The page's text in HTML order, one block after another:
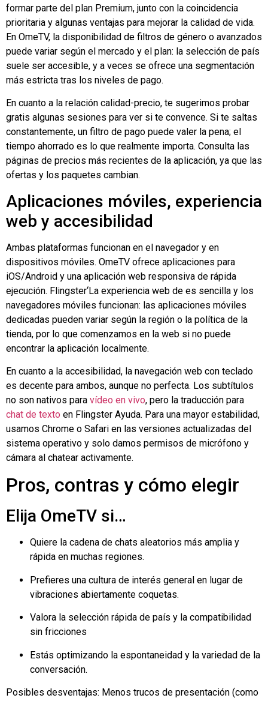
formar parte del plan Premium, junto con la coincidencia
prioritaria y algunas ventajas para mejorar la calidad de vida.
En OmeTV, la disponibilidad de filtros de género o avanzados
puede variar según el mercado y el plan: la selección de país
suele ser accesible, y a veces se ofrece una segmentación
más estricta tras los niveles de pago.
En cuanto a la relación calidad-precio, te sugerimos probar
gratis algunas sesiones para ver si te convence. Si te saltas
constantemente, un filtro de pago puede valer la pena; el
tiempo ahorrado es lo que realmente importa. Consulta las
páginas de precios más recientes de la aplicación, ya que las
ofertas y los paquetes cambian.
Aplicaciones móviles, experiencia
web y accesibilidad
Ambas plataformas funcionan en el navegador y en
dispositivos móviles. OmeTV ofrece aplicaciones para
iOS/Android y una aplicación web responsiva de rápida
ejecución. Flingster‘La experiencia web de es sencilla y los
navegadores móviles funcionan: las aplicaciones móviles
dedicadas pueden variar según la región o la política de la
tienda, por lo que comenzamos en la web si no puede
encontrar la aplicación localmente.
En cuanto a la accesibilidad, la navegación web con teclado
es decente para ambos, aunque no perfecta. Los subtítulos
no son nativos para vídeo en vivo, pero la traducción para
chat de texto en Flingster Ayuda. Para una mayor estabilidad,
usamos Chrome o Safari en las versiones actualizadas del
sistema operativo y solo damos permisos de micrófono y
cámara al chatear activamente.
Pros, contras y cómo elegir
Elija OmeTV si…
Quiere la cadena de chats aleatorios más amplia y
rápida en muchas regiones.
Prefieres una cultura de interés general en lugar de
vibraciones abiertamente coquetas.
Valora la selección rápida de país y la compatibilidad
sin fricciones
Estás optimizando la espontaneidad y la variedad de la
conversación.
Posibles desventajas: Menos trucos de presentación (como